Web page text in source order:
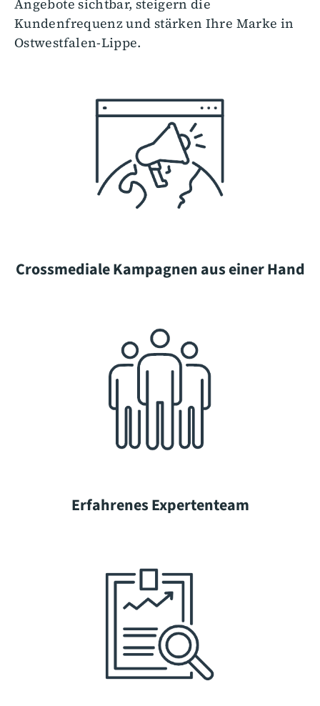
Angebote sichtbar, steigern die
Kundenfrequenz und stärken Ihre Marke in
Ostwestfalen-Lippe.
Crossmediale Kampagnen aus einer Hand
Erfahrenes Expertenteam